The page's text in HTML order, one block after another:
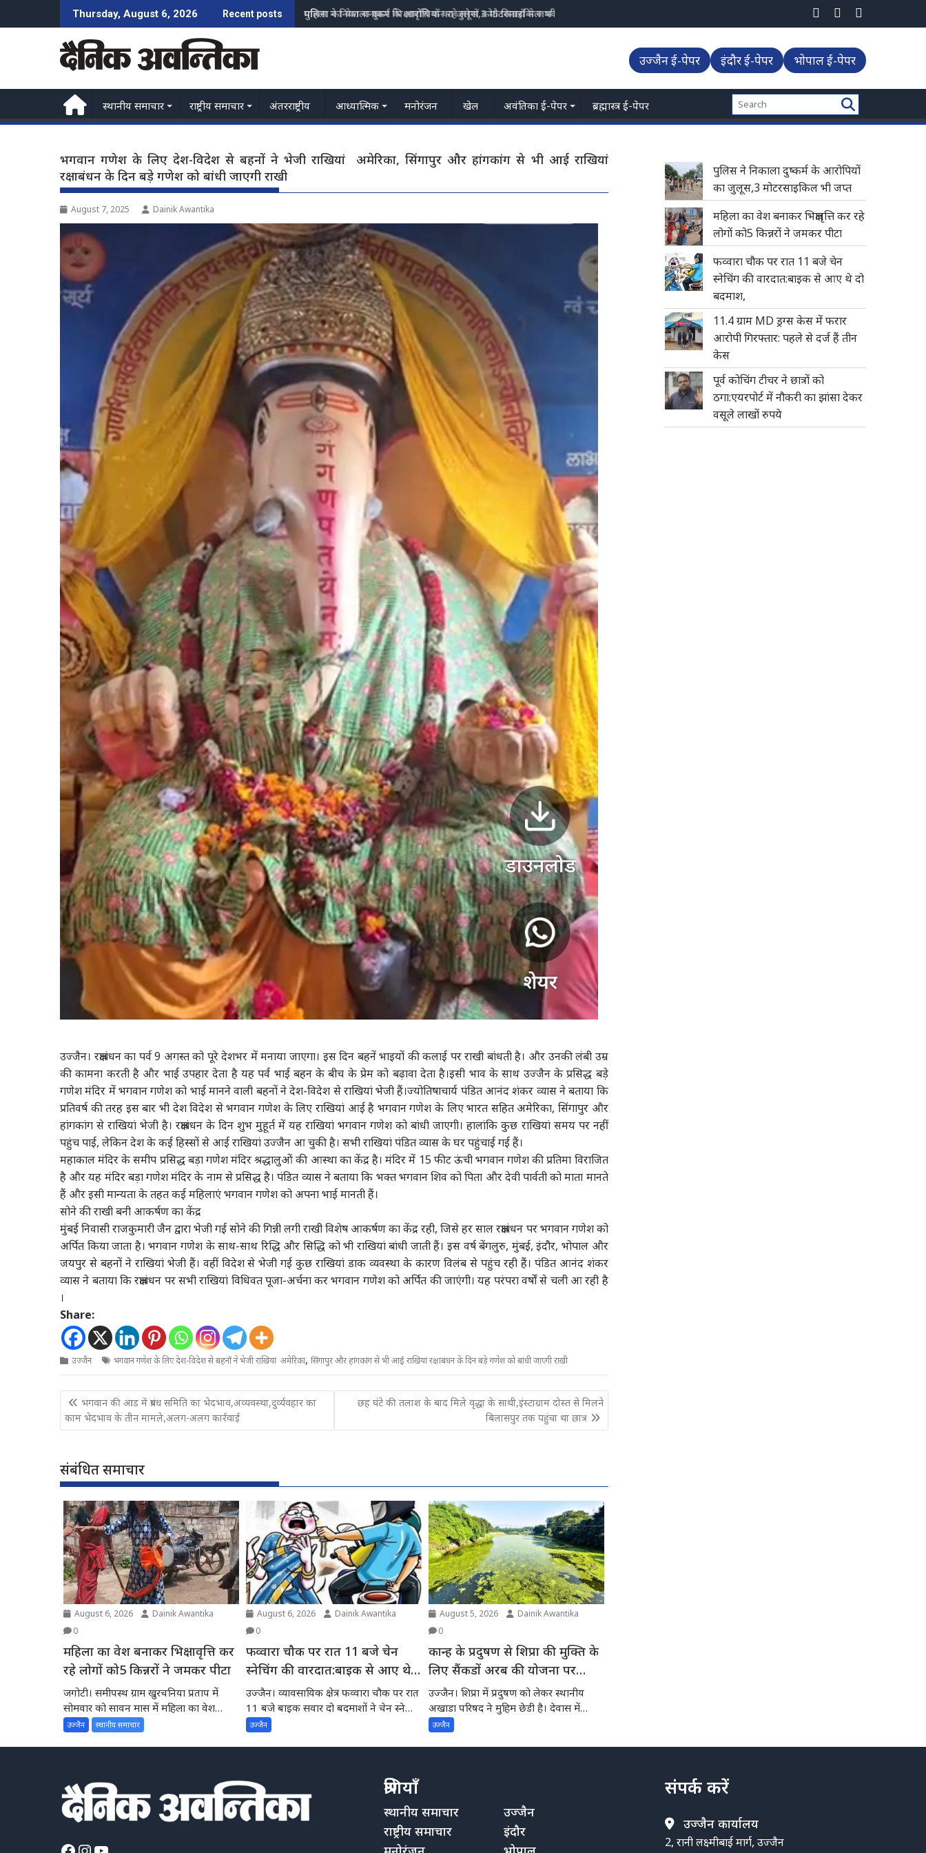
to
Thursday, August 6, 2026 Recent posts महिला का वेश बनाकर भिक्षावृत्ति कर रहे लोगों को5 किन्नरों ने जमकर पीटा
उज्जैन ई-पेपर इंदौर ई-पेपर भोपाल ई-पेपर
स्थानीय समाचार राष्ट्रीय समाचार अंतरराष्ट्रीय आध्यात्मिक मनोरंजन खेल अवंतिका ई-पेपर ब्रह्मास्त्र ई-पेपर
भगवान गणेश के लिए देश-विदेश से बहनों ने भेजी राखियां अमेरिका, सिंगापुर और हांगकांग से भी आई राखियां
रक्षाबंधन के दिन बड़े गणेश को बांधी जाएगी राखी
August 7, 2025 Dainik Awantika
उज्जैन। रक्षाबंधन का पर्व 9 अगस्त को पूरे देशभर में मनाया जाएगा। इस दिन बहनें भाइयों की कलाई पर राखी बांधती है। और उनकी लंबी उम्र
की कामना करती है और भाई उपहार देता है यह पर्व भाई बहन के बीच के प्रेम को बढ़ावा देता है।इसी भाव के साथ उज्जैन के प्रसिद्ध बड़े
गणेश मंदिर में भगवान गणेश को भाई मानने वाली बहनों ने देश-विदेश से राखियां भेजी हैं।ज्योतिषाचार्य पंडित आनंद शंकर व्यास ने बताया कि
प्रतिवर्ष की तरह इस बार भी देश विदेश से भगवान गणेश के लिए राखियां आई है भगवान गणेश के लिए भारत सहित अमेरिका, सिंगापुर और
हांगकांग से राखियां भेजी है। रक्षाबंधन के दिन शुभ मुहूर्त में यह राखियां भगवान गणेश को बांधी जाएगी। हालांकि कुछ राखियां समय पर नहीं
पहुंच पाई, लेकिन देश के कई हिस्सों से आई राखियां उज्जैन आ चुकी है। सभी राखियां पंडित व्यास के घर पहुंचाई गई हैं।
महाकाल मंदिर के समीप प्रसिद्ध बड़ा गणेश मंदिर श्रद्धालुओं की आस्था का केंद्र है। मंदिर में 15 फीट ऊंची भगवान गणेश की प्रतिमा विराजित
है और यह मंदिर बड़ा गणेश मंदिर के नाम से प्रसिद्ध है। पंडित व्यास ने बताया कि भक्त भगवान शिव को पिता और देवी पार्वती को माता मानते
हैं और इसी मान्यता के तहत कई महिलाएं भगवान गणेश को अपना भाई मानती हैं।
सोने की राखी बनी आकर्षण का केंद्र
मुंबई निवासी राजकुमारी जैन द्वारा भेजी गई सोने की गिन्नी लगी राखी विशेष आकर्षण का केंद्र रही, जिसे हर साल रक्षाबंधन पर भगवान गणेश को
अर्पित किया जाता है। भगवान गणेश के साथ-साथ रिद्धि और सिद्धि को भी राखियां बांधी जाती हैं। इस वर्ष बेंगलुरु, मुंबई, इंदौर, भोपाल और
जयपुर से बहनों ने राखियां भेजी हैं। वहीं विदेश से भेजी गई कुछ राखियां डाक व्यवस्था के कारण विलंब से पहुंच रही हैं। पंडित आनंद शंकर
व्यास ने बताया कि रक्षाबंधन पर सभी राखियां विधिवत पूजा-अर्चना कर भगवान गणेश को अर्पित की जाएंगी। यह परंपरा वर्षों से चली आ रही है
।
Share:
उज्जैन भगवान गणेश के लिए देश-विदेश से बहनों ने भेजी राखियां अमेरिका, सिंगापुर और हांगकांग से भी आई राखियां रक्षाबंधन के दिन बड़े गणेश को बांधी जाएगी राखी
Post
navigation
भगवान की आड में प्रबंध समिति का भेदभाव,अव्यवस्था,दुर्व्यवहार का
काम भेदभाव के तीन मामले,अलग-अलग कार्रवाई
छह घंटे की तलाश के बाद मिले वृद्धा के साथी,इंस्टाग्राम दोस्त से मिलने
बिलासपुर तक पहुंचा था छात्र
संबंधित समाचार
August 6, 2026
Dainik Awantika
0
महिला का वेश बनाकर भिक्षावृत्ति कर
रहे लोगों को5 किन्नरों ने जमकर पीटा
जगोटी। समीपस्थ ग्राम खुरचनिया प्रताप में
सोमवार को सावन मास में महिला का वेश
बनाकर नेग...
उज्जैन स्थानीय समाचार
August 6, 2026
Dainik Awantika
0
फव्वारा चौक पर रात 11 बजे चेन
स्नेचिंग की वारदात:बाइक से आए थे
दो बदमाश,
उज्जैन। व्यावसायिक क्षेत्र फव्वारा चौक पर रात
11 बजे बाइक सवार दो बदमाशों ने चेन स्नेचिंग
की...
उज्जैन
August 5, 2026
Dainik Awantika
0
कान्ह के प्रदुषण से शिप्रा की मुक्ति के
लिए सैंकडों अरब की योजना पर
अमल देवास में डेढ करोड के स्टाप डेम
की स्वीकृति की अपेक्षा में शिप्रा में
प्रदुषण -स्थानीय अखाडा परिषद के
अध्यक्ष ने मुख्यमंत्री से चर्चाकर पूरे
उज्जैन। शिप्रा में प्रदुषण को लेकर स्थानीय
अखाडा परिषद ने मुहिम छेडी है। देवास में
नागदहन...
उज्जैन
पुलिस ने निकाला दुष्कर्म के आरोपियों
का जुलूस,3 मोटरसाइकिल भी जप्त
महिला का वेश बनाकर भिक्षावृत्ति कर रहे
लोगों को5 किन्नरों ने जमकर पीटा
फव्वारा चौक पर रात 11 बजे चेन
स्नेचिंग की वारदात:बाइक से आए थे दो
बदमाश,
11.4 ग्राम MD ड्रग्स केस में फरार
आरोपी गिरफ्तार: पहले से दर्ज हैं तीन
केस
पूर्व कोचिंग टीचर ने छात्रों को
ठगा:एयरपोर्ट में नौकरी का झांसा देकर
वसूले लाखों रुपये
श्रेणियाँ
स्थानीय समाचार
राष्ट्रीय समाचार
उज्जैन
इंदौर
संपर्क करें
उज्जैन कार्यालय
2, रानी लक्ष्मीबाई मार्ग, उज्जैन